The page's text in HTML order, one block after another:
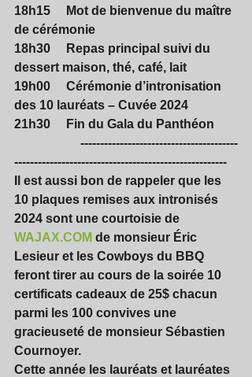
18h15     Mot de bienvenue du maître
de cérémonie
18h30     Repas principal suivi du
dessert maison, thé, café, lait
19h00     Cérémonie d’intronisation
des 10 lauréats – Cuvée 2024
21h30     Fin du Gala du Panthéon
----------------------------------------
------------------------------------------------------
Il est aussi bon de rappeler que les
10 plaques remises aux intronisés
2024 sont une courtoisie de
WAJAX.COM de monsieur Éric
Lesieur et les Cowboys du BBQ
feront tirer au cours de la soirée 10
certificats cadeaux de 25$ chacun
parmi les 100 convives une
gracieuseté de monsieur Sébastien
Cournoyer.
Cette année les lauréats et lauréates